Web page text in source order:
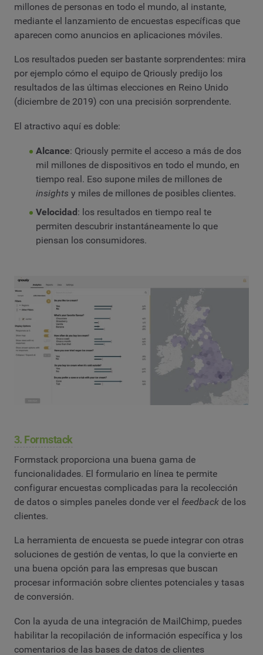
millones de personas en todo el mundo, al instante,
mediante el lanzamiento de encuestas específicas que
aparecen como anuncios en aplicaciones móviles.
Los resultados pueden ser bastante sorprendentes: mira
por ejemplo cómo el equipo de Qriously predijo los
resultados de las últimas elecciones en Reino Unido
(diciembre de 2019) con una precisión sorprendente.
El atractivo aquí es doble:
Alcance: Qriously permite el acceso a más de dos
mil millones de dispositivos en todo el mundo, en
tiempo real. Eso supone miles de millones de
insights y miles de millones de posibles clientes.
Velocidad: los resultados en tiempo real te
permiten descubrir instantáneamente lo que
piensan los consumidores.
3. Formstack
Formstack proporciona una buena gama de
funcionalidades. El formulario en línea te permite
configurar encuestas complicadas para la recolección
de datos o simples paneles donde ver el feedback de los
clientes.
La herramienta de encuesta se puede integrar con otras
soluciones de gestión de ventas, lo que la convierte en
una buena opción para las empresas que buscan
procesar información sobre clientes potenciales y tasas
de conversión.
Con la ayuda de una integración de MailChimp, puedes
habilitar la recopilación de información específica y los
comentarios de las bases de datos de clientes